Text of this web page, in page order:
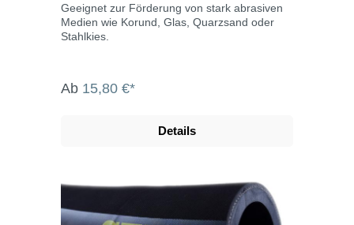
Geeignet zur Förderung von stark abrasiven
Medien wie Korund, Glas, Quarzsand oder
Stahlkies.
Ab 15,80 €*
Details